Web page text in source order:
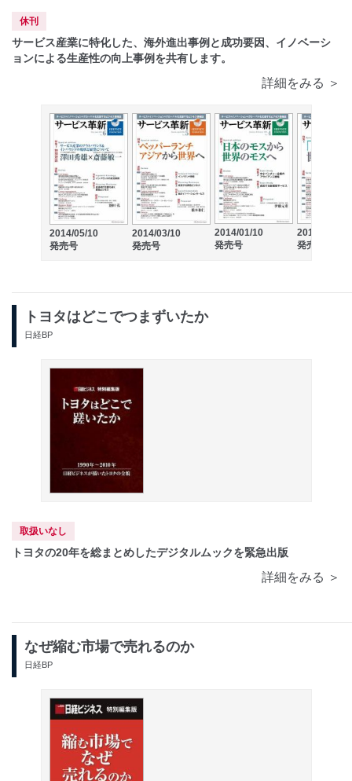
休刊
サービス産業に特化した、海外進出事例と成功要因、イノベーシ
ョンによる生産性の向上事例を共有します。
詳細をみる ＞
2014/05/10
発売号
2014/03/10
発売号
2014/01/10
発売号
2013/11/10
発売号
トヨタはどこでつまずいたか
日経BP
取扱いなし
トヨタの20年を総まとめしたデジタルムックを緊急出版
詳細をみる ＞
なぜ縮む市場で売れるのか
日経BP